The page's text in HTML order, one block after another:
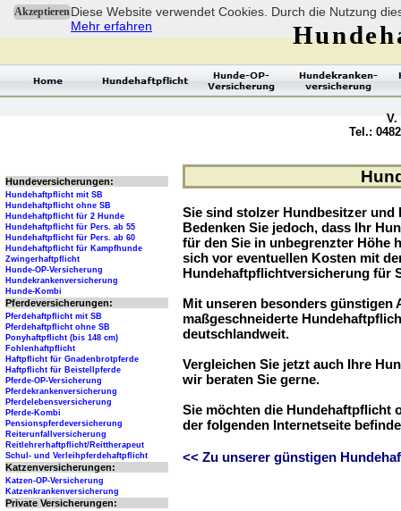
AkzeptierenDiese Website verwendet Cookies. Durch die Nutzung
Mehr erfahren
Sie sind stolzer Hundbesitzer und
Bedenken Sie jedoch, dass Ihr
für den Sie in unbegrenzter Höhe
sich vor eventuellen Kosten mit
Hundehaftpflichtversicherung für
Mit unseren besonders günstigen
maßgeschneiderte
deutschlandweit.
Vergleichen Sie jetzt auch Ihre
wir beraten Sie gerne.
Sie möchten die Hundehaftpflicht
der folgenden Internetseite
<< Zu unserer günstigen
V.
Tel.:
Hundeversicherungen:
Hundehaftpflicht mit SB
Hundehaftpflicht ohne SB
Hundehaftpflicht für 2 Hunde
Hundehaftpflicht für Pers. ab 55
Hundehaftpflicht für Pers. ab 60
Hundehaftpflicht für Kampfhunde
Zwingerhaftpflicht
Hunde-OP-Versicherung
Hundekrankenversicherung
Hunde-Kombi
Pferdeversicherungen:
Pferdehaftpflicht mit SB
Pferdehaftpflicht ohne SB
Ponyhaftpflicht (bis 148 cm)
Fohlenhaftpflicht
Haftpflicht für Gnadenbrotpferde
Haftpflicht für Beistellpferde
Pferde-OP-Versicherung
Pferdekrankenversicherung
Pferdelebensversicherung
Pferde-Kombi
Pensionspferdeversicherung
Reiterunfallversicherung
Reitlehrerhaftpflicht/Reittherapeut
Schul- und Verleihpferdehaftpflicht
Katzenversicherungen:
Katzen-OP-Versicherung
Katzenkrankenversicherung
Private Versicherungen: